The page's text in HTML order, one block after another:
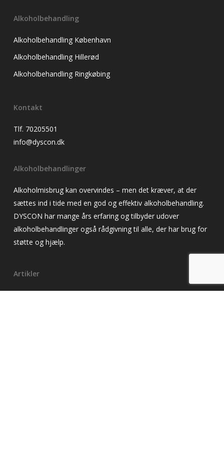
Alkoholbehandling
Alkoholbehandling København
Alkoholbehandling Hillerød
Alkoholbehandling Ringkøbing
Kontakt
Tlf. 70205501
info@dyscon.dk
Alkoholbehandlinger
Alkoholmisbrug kan overvindes – men det kræver, at der
sættes ind i tide med en god og effektiv alkoholbehandling.
DYSCON har mange års erfaring og tilbyder udover
alkoholbehandlinger også rådgivning til alle, der har brug for
støtte og hjælp.
Artikler